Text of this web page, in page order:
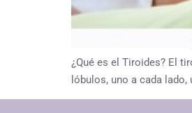
¿Qué es el Tiroides? El
lóbulos, uno a cada